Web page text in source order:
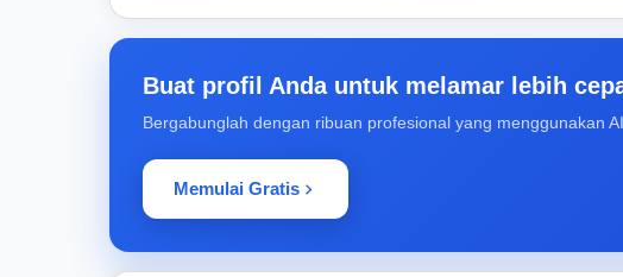
Buat profil Anda untuk melamar lebih
Bergabunglah dengan ribuan profesional yang menggunakan
Memulai Gratis